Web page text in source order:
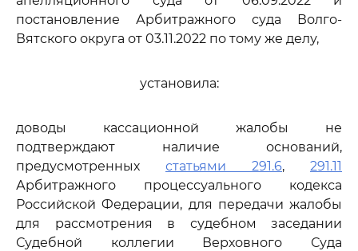
постановление Арбитражного суда Волго-
Вятского округа от 03.11.2022 по тому же делу,
установила:
доводы кассационной жалобы не
подтверждают наличие оснований,
предусмотренных статьями 291.6, 291.11
Арбитражного процессуального кодекса
Российской Федерации, для передачи жалобы
для рассмотрения в судебном заседании
Судебной коллегии Верховного Суда